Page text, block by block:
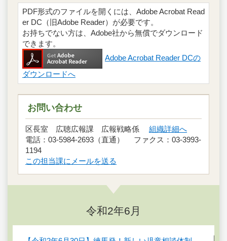
PDF形式のファイルを開くには、Adobe Acrobat Read
er DC（旧Adobe Reader）が必要です。
お持ちでない方は、Adobe社から無償でダウンロード
できます。
Adobe Acrobat Reader DCの
ダウンロードへ
お問い合わせ
区長室 広聴広報課 広報戦略係 組織詳細へ
電話：03-5984-2693（直通） ファクス：03-3993-
1194
この担当課にメールを送る
令和2年6月